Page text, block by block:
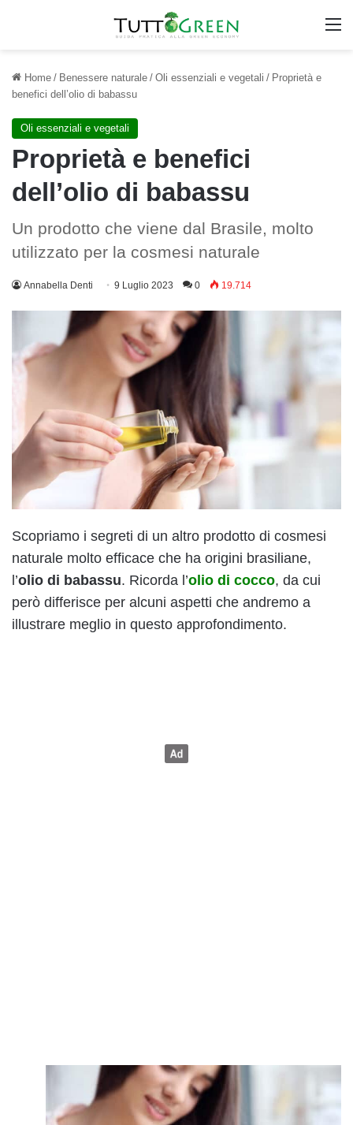
Home / Benessere naturale / Oli essenziali e vegetali / Proprietà e
benefici dell’olio di babassu
Oli essenziali e vegetali
Proprietà e benefici
dell’olio di babassu
Un prodotto che viene dal Brasile, molto
utilizzato per la cosmesi naturale
Annabella Denti 9 Luglio 2023 0 19.714
Scopriamo i segreti di un altro prodotto di cosmesi
naturale molto efficace che ha origini brasiliane,
l’olio di babassu. Ricorda l’olio di cocco, da cui
però differisce per alcuni aspetti che andremo a
illustrare meglio in questo approfondimento.